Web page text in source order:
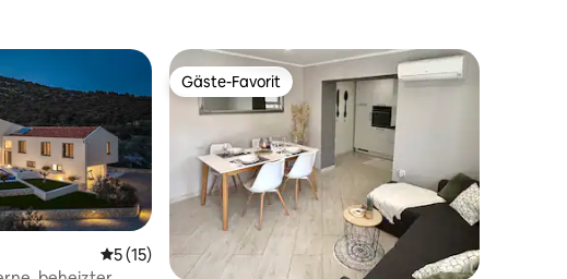
5, 106 BewertungenDurchschnittliche Bewertung: 5 von 5, 15 Bewertungen
5 (15)
Gäste-Favorit
Gäste-Favorit